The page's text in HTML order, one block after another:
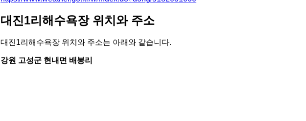
대진1리해수욕장 위치와 주소
대진1리해수욕장 위치와 주소는 아래와 같습니다.
강원 고성군 현내면 배봉리